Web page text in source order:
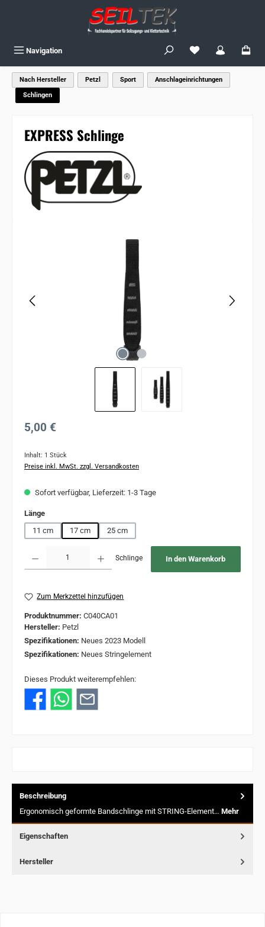
Navigation Du hast 0
Nach Hersteller Petzl Sport
Anschlageinrichtungen
Schlingen
EXPRESS Schlinge
Regulärer Preis:
5,00 €
Inhalt: 1 Stück
Preise inkl. MwSt. zzgl. Versandkosten
Sofort verfügbar, Lieferzeit: 1-3 Tage
Längeauswählen
11 cm
17 cm 25 cm
Schlinge In den Warenkorb
Zum Merkzettel hinzufügen
Produktnummer: C040CA01
Hersteller: Petzl
Spezifikationen: Neues 2023 Modell
Spezifikationen: Neues Stringelement
Dieses Produkt weiterempfehlen:
Beschreibung
Ergonomisch geformte Bandschlinge mit STRING-Element… Mehr
Eigenschaften
Hersteller